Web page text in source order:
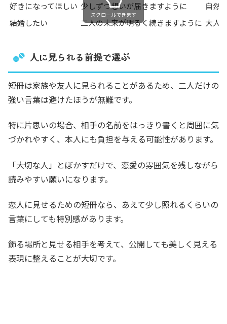
好きになってほしい 少しずつ想いが届きますように
自然
結婚したい
二人の未来が明るく続きますように 大人
スクロールできます
人に見られる前提で選ぶ
短冊は家族や友人に見られることがあるため、二人だけの
強い言葉は避けたほうが無難です。
特に片思いの場合、相手の名前をはっきり書くと周囲に気
づかれやすく、本人にも負担を与える可能性があります。
「大切な人」とぼかすだけで、恋愛の雰囲気を残しながら
読みやすい願いになります。
恋人に見せるための短冊なら、あえて少し照れるくらいの
言葉にしても特別感があります。
飾る場所と見せる相手を考えて、公開しても美しく見える
表現に整えることが大切です。